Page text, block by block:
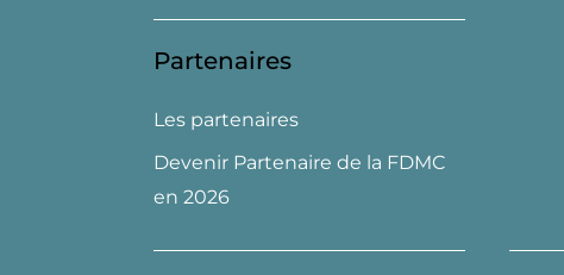
Partenaires
Les partenaires
Devenir Partenaire de la FDMC
en 2026